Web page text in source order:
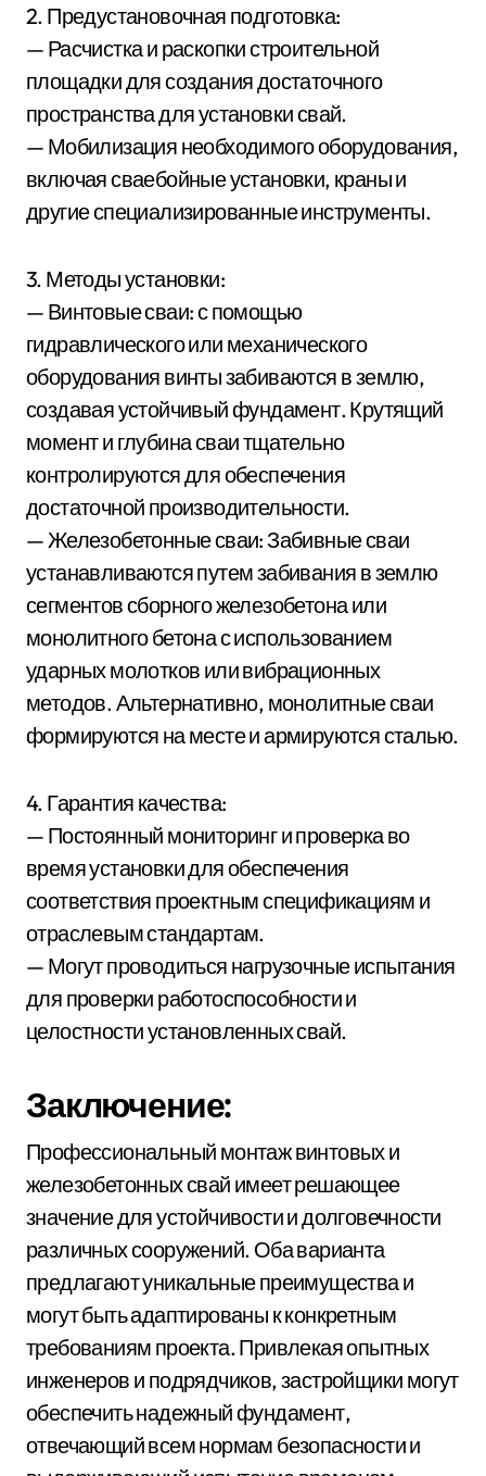
2. Предустановочная подготовка:
— Расчистка и раскопки строительной
площадки для создания достаточного
пространства для установки свай.
— Мобилизация необходимого оборудования,
включая сваебойные установки, краны и
другие специализированные инструменты.
3. Методы установки:
— Винтовые сваи: с помощью
гидравлического или механического
оборудования винты забиваются в землю,
создавая устойчивый фундамент. Крутящий
момент и глубина сваи тщательно
контролируются для обеспечения
достаточной производительности.
— Железобетонные сваи: Забивные сваи
устанавливаются путем забивания в землю
сегментов сборного железобетона или
монолитного бетона с использованием
ударных молотков или вибрационных
методов. Альтернативно, монолитные сваи
формируются на месте и армируются сталью.
4. Гарантия качества:
— Постоянный мониторинг и проверка во
время установки для обеспечения
соответствия проектным спецификациям и
отраслевым стандартам.
— Могут проводиться нагрузочные испытания
для проверки работоспособности и
целостности установленных свай.
Заключение:
Профессиональный монтаж винтовых и
железобетонных свай имеет решающее
значение для устойчивости и долговечности
различных сооружений. Оба варианта
предлагают уникальные преимущества и
могут быть адаптированы к конкретным
требованиям проекта. Привлекая опытных
инженеров и подрядчиков, застройщики могут
обеспечить надежный фундамент,
отвечающий всем нормам безопасности и